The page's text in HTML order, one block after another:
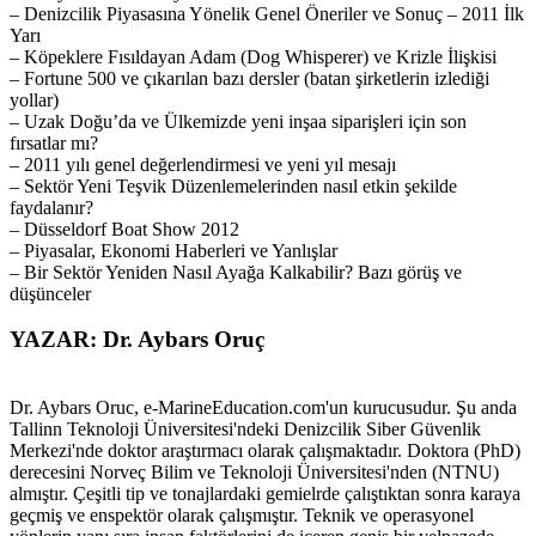
– Denizcilik Piyasasına Yönelik Genel Öneriler ve Sonuç – 2011 İlk
Yarı
– Köpeklere Fısıldayan Adam (Dog Whisperer) ve Krizle İlişkisi
– Fortune 500 ve çıkarılan bazı dersler (batan şirketlerin izlediği
yollar)
– Uzak Doğu’da ve Ülkemizde yeni inşaa siparişleri için son
fırsatlar mı?
– 2011 yılı genel değerlendirmesi ve yeni yıl mesajı
– Sektör Yeni Teşvik Düzenlemelerinden nasıl etkin şekilde
faydalanır?
– Düsseldorf Boat Show 2012
– Piyasalar, Ekonomi Haberleri ve Yanlışlar
– Bir Sektör Yeniden Nasıl Ayağa Kalkabilir? Bazı görüş ve
düşünceler
YAZAR: Dr. Aybars Oruç
Dr. Aybars Oruc, e-MarineEducation.com'un kurucusudur. Şu anda
Tallinn Teknoloji Üniversitesi'ndeki Denizcilik Siber Güvenlik
Merkezi'nde doktor araştırmacı olarak çalışmaktadır. Doktora (PhD)
derecesini Norveç Bilim ve Teknoloji Üniversitesi'nden (NTNU)
almıştır. Çeşitli tip ve tonajlardaki gemielrde çalıştıktan sonra karaya
geçmiş ve enspektör olarak çalışmıştır. Teknik ve operasyonel